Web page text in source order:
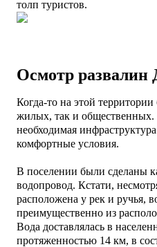
толп туристов.
Осмотр развалин
Когда-то на этой
жилых, так и общественных.
необходимая
комфортные условия.
В поселении были сделаны
водопровод. Кстати, н
расположена у рек и ручья,
преимущественно из
Вода доставлялась в
протяженностью 14 км, в